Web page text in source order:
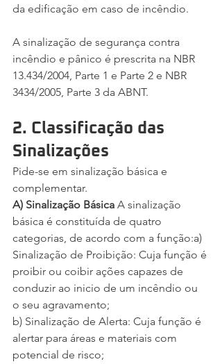
da edificação em caso de incêndio.
A sinalização de segurança contra
incêndio e pânico é prescrita na NBR
13.434/2004, Parte 1 e Parte 2 e NBR
3434/2005, Parte 3 da ABNT.
2. Classificação das
Sinalizações
Pide-se em sinalização básica e
complementar.
A) Sinalização Básica A sinalização
básica é constituída de quatro
categorias, de acordo com a função:a)
Sinalização de Proibição: Cuja função é
proibir ou coibir ações capazes de
conduzir ao inicio de um incêndio ou
o seu agravamento;
b) Sinalização de Alerta: Cuja função é
alertar para áreas e materiais com
potencial de risco;